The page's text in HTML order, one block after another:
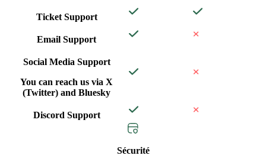
Ticket Support
Email Support
Social Media Support
You can reach us via X
(Twitter) and Bluesky
Discord Support
Sécurité